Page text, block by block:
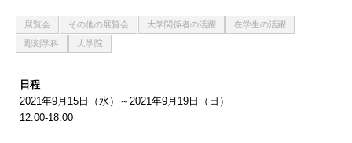
展覧会 その他の展覧会 大学関係者の活躍
在学生の活躍
彫刻学科
大学院
日程
2021年9月15日（水）～2021年9月19日（日）
12:00-18:00